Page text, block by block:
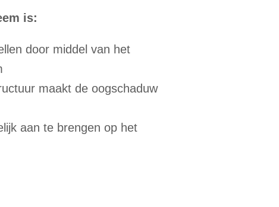
is:
door middel van het
maakt de oogschaduw
aan te brengen op het